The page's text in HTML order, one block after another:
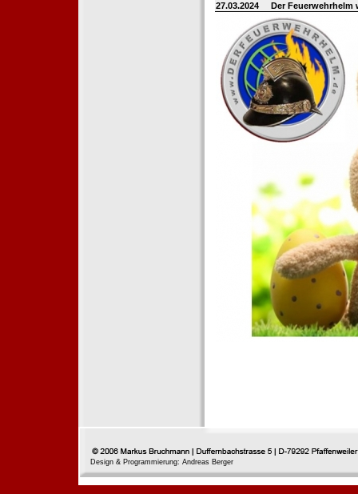
27.03.2024 Der
Design & Programmierung: Andreas Berger